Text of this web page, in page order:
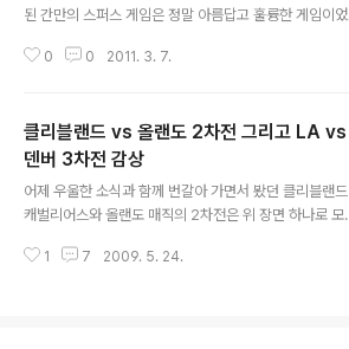
된 간만의 스퍼스 게임은 정말 아름답고 훌륭한 게임이었
30점차로 이긴 결과뿐만이 아니라, 그 결과를 만들어내는
말 몰랐습니다. 하루가 지나고 주말이 다 가고 있긴 한데 아
직도 경기의 여운이 가시질 않네요. 오랜만에 경기 후 인터
뷰 날림 번역해봤습니다. (3월 7일 아침 추가) 어제 티스토
리 장애로 이제야 글을 올리는데.. 오늘 레이커스에게 정반
대패... Quotes: Spurs vs. Heat: 3/4/11 Spurs..
0 0 2011. 3. 7.
클리블랜드 vs 올랜도 2차전 그리고 LA vs
덴버 3차전 감상
어제 우울한 소식과 함께 번갈아 가면서 봤던 클리블랜드
캐벌리어스와 올랜도 매직의 2차전은 위 장면 하나로 모
로 1차전의 재판이 되지 않나 싶었는데..킹 제임스의 이 버
1 7 2009. 5. 24.